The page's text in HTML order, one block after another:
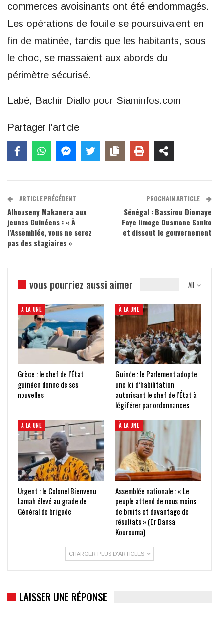
commerces avoisinants ont été endommagés.
Les opérations de fouille se poursuivaient en
fin de matinée, tandis que les habitants, sous
le choc, se massaient aux abords du
périmètre sécurisé.
Labé, Bachir Diallo pour Siaminfos.com
Partager l'article
ARTICLE PRÉCÉDENT
Alhouseny Makanera aux
jeunes Guinéens : « À
l’Assemblée, vous ne serez
pas des stagiaires »
PROCHAIN ARTICLE
Sénégal : Bassirou Diomaye
Faye limoge Ousmane Sonko
et dissout le gouvernement
All
vous pourriez aussi aimer
À LA UNE
Grèce : le chef de l’État
guinéen donne de ses
nouvelles
À LA UNE
Guinée : le Parlement adopte
une loi d’habilitation
autorisant le chef de l’État à
légiférer par ordonnances
À LA UNE
Urgent : le Colonel Bienvenu
Lamah élevé au grade de
Général de brigade
À LA UNE
Assemblée nationale : « Le
peuple attend de nous moins
de bruits et davantage de
résultats » (Dr Dansa
Kourouma)
CHARGER PLUS D'ARTICLES
LAISSER UNE RÉPONSE